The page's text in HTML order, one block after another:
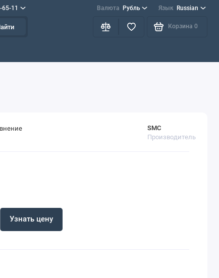
11 Валюта Рубль Язык Russian
Корзина 0
SMC
Производитель
Узнать цену